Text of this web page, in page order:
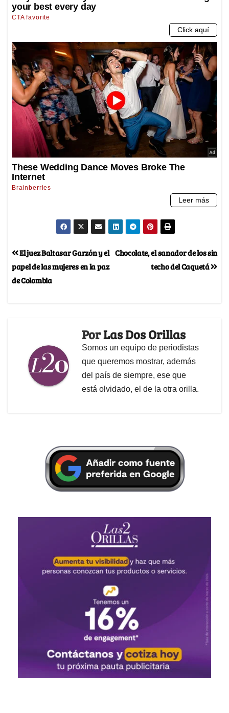
Chocolate, el sanador de los sin
techo del Caquetá
El juez Baltasar Garzón y el
papel de las mujeres en la paz
de Colombia
PorLas Dos Orillas
Somos un equipo de periodistas
que queremos mostrar, además
del país de siempre, ese que
está olvidado, el de la otra orilla.